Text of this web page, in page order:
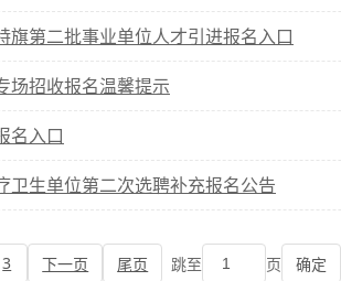
旗第二批事业单位人才引进报名入口
场招收报名温馨提示
名入口
卫生单位第二次选聘补充报名公告
3 下一页 尾页 跳至 页 确定